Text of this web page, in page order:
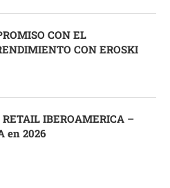
CON EL
CON EROSKI
RETAIL IBEROAMERICA –
en 2026